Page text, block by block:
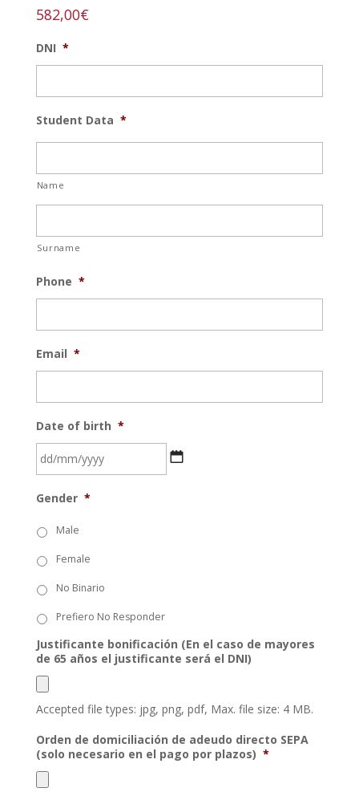
582,00€
DNI *
Student Data *
Name
Surname
Phone *
Email *
Date of birth *
bar
MM
YYYYY
Gender *
Male
Female
No Binario
Prefiero No Responder
Justificante bonificación (En el caso de mayores
de 65 años el justificante será el DNI)
Accepted file types: jpg, png, pdf, Max. file size: 4 MB.
Orden de domiciliación de adeudo directo SEPA
(solo necesario en el pago por plazos) *